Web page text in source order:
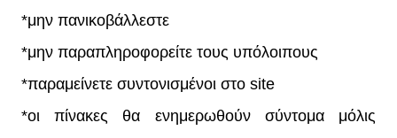
*μην πανικοβάλλεστε
*μην παραπληροφορείτε τους υπόλοιπους
*παραμείνετε συντονισμένοι στο site
*οι πίνακες θα ενημερωθούν σύντομα μόλις